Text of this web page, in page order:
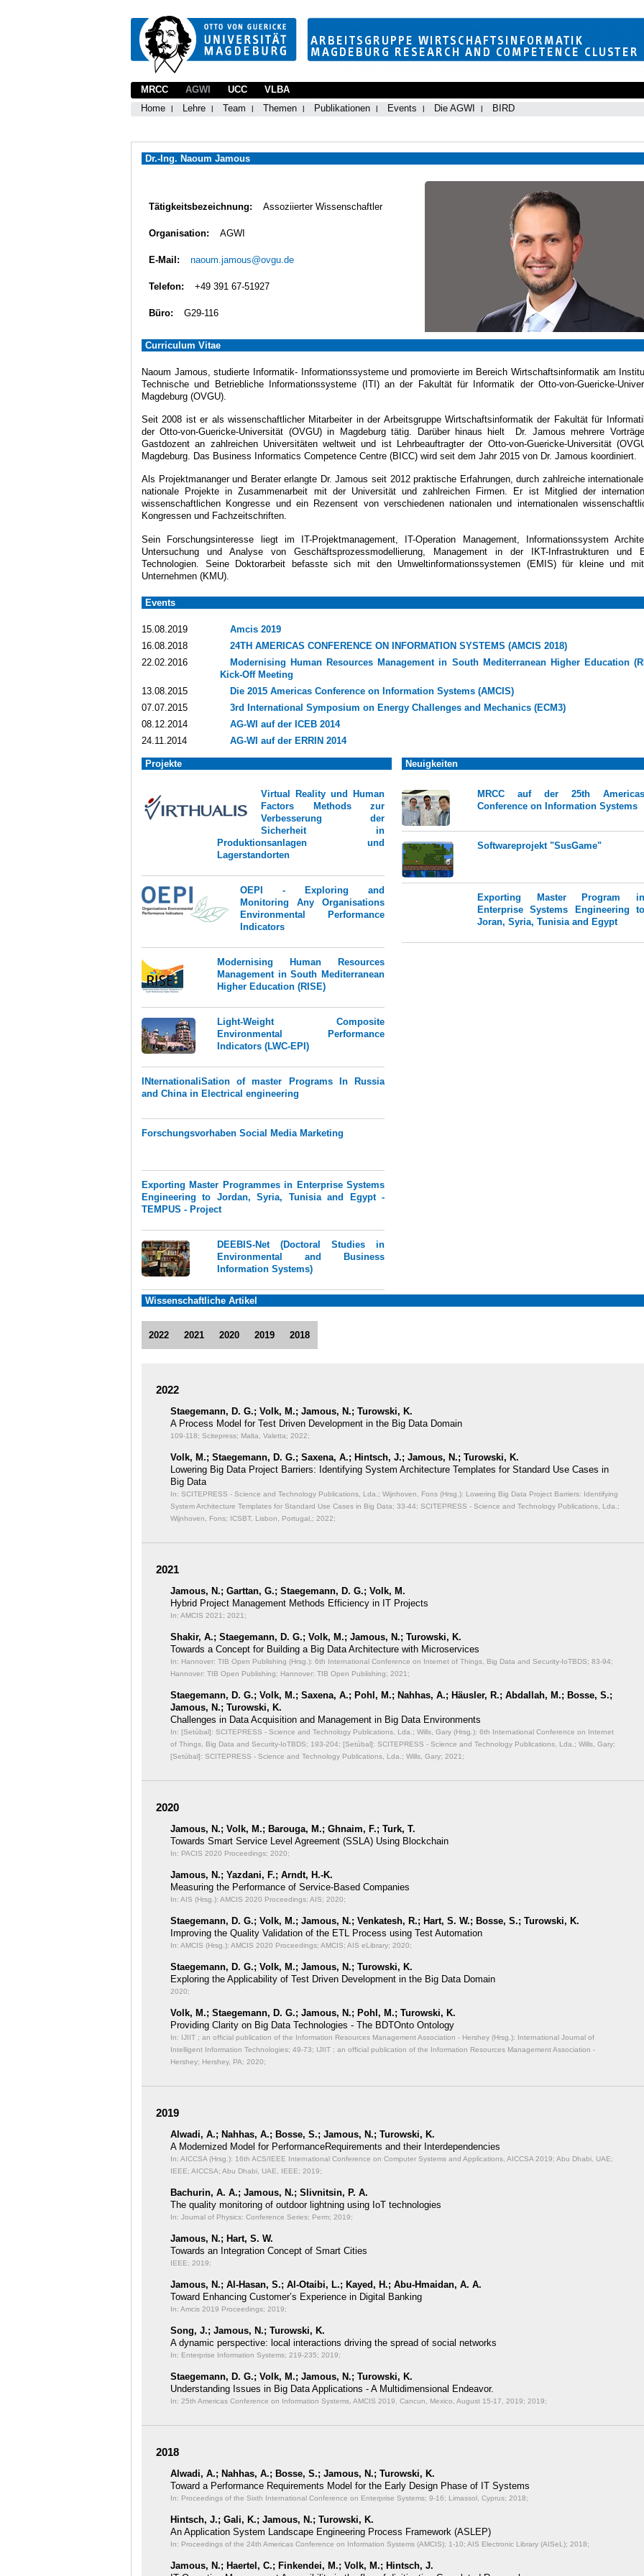
MRCC
AGWI
Home
Lehre Team Themen Publikationen Events Die AGWI BIRD
UCC VLBA
Dr.-Ing. Naoum Jamous
Tätigkeitsbezeichnung: Assoziierter Wissenschaftler
Organisation: AGWI
E-Mail: naoum.jamous@ovgu.de
Telefon: +49 391 67-51927
Büro: G29-116
Curriculum Vitae
Naoum Jamous,studierte Informatik- Informationssysteme undpromovierte im Bereich Wirtschaftsinformatik am
Technische und
Betriebliche Informationssysteme (ITI)an der Fakultätfür Informatik der Otto-von-Guericke-
Magdeburg (OVGU).
Seit 2008 ist er als wissenschaftlicher Mitarbeiter in der Arbeitsgruppe Wirtschaftsinformatik der Fakultät für
der Otto-von-Guericke-Universität (OVGU)in Magdeburg tätig. Darüber hinaus hielt Dr. Jamous mehrere Vorträge
Gastdozent an zahlreichen Universitäten weltweit und ist Lehrbeauftragter der Otto-von-Guericke-Universität (
Magdeburg. Das Business Informatics Competence Centre (BICC) wird seit dem Jahr 2015 von Dr. Jamous koordiniert.
Als Projektmananger und Berater erlangte Dr. Jamous seit 2012 praktische Erfahrungen, durch zahlreiche
nationale Projekte in Zusammenarbeit mit der Universität und zahlreichen Firmen. Er ist Mitglied der
wissenschaftlichen Kongresse und ein Rezensent von verschiedenen nationalen und internationalen
Kongressen und Fachzeitschriften.
Sein Forschungsinteresse liegt im IT-Projektmanagement, IT-Operation Management, Informationssystem
Untersuchung
und Analyse von Geschäftsprozessmodellierung, Management in der IKT- Infrastrukturen und
Technologien. Seine Doktorarbeit befasste sich mit den Umweltinformationssystemen (EMIS)für kleine und
Unternehmen (KMU).
Events
15.08.2019
Amcis 2019
16.08.2018
24TH AMERICAS CONFERENCE ON INFORMATION SYSTEMS (AMCIS 2018)
22.02.2016
Modernising Human Resources Management in South Mediterranean Higher Education
Kick-Off Meeting
13.08.2015
Die 2015 Americas Conference on Information Systems (AMCIS)
07.07.2015
3rd International Symposium on Energy Challenges and Mechanics (ECM3)
08.12.2014
AG-WI auf der ICEB 2014
24.11.2014
AG-WI auf der ERRIN 2014
Projekte
Virtual Reality und Human
Factors Methods zur
Verbesserung der
Sicherheit in
Produktionsanlagen und
Lagerstandorten
OEPI - Exploring and
Monitoring Any Organisations
Environmental Performance
Indicators
Modernising Human Resources
Management in South Mediterranean
Higher Education (RISE)
Light-Weight Composite
Environmental Performance
Indicators (LWC-EPI)
INternationaliSation of master Programs In Russia
and China in Electrical engineering
Forschungsvorhaben Social Media Marketing
Exporting Master Programmes in Enterprise Systems
Engineering to Jordan, Syria, Tunisia and Egypt -
TEMPUS - Project
DEEBIS-Net (Doctoral Studies in
Environmental and Business
Information Systems)
Neuigkeiten
MRCC auf der 25th Americas
Conference on Information Systems
Softwareprojekt "SusGame"
Exporting Master Program in
Enterprise Systems Engineering to
Joran, Syria, Tunisia and Egypt
Wissenschaftliche Artikel
2022 2021 2020 2019 2018
2022
Staegemann, D. G.; Volk, M.; Jamous, N.; Turowski, K.
A Process Model for Test Driven Development in the Big Data Domain
109-118; Scitepress; Malta, Valetta; 2022;
Volk, M.; Staegemann, D. G.; Saxena, A.; Hintsch, J.; Jamous, N.; Turowski, K.
Lowering Big Data Project Barriers: Identifying System Architecture Templates for Standard Use Cases in
Big Data
In: SCITEPRESS - Science and Technology Publications, Lda.; Wijnhoven, Fons (Hrsg.): Lowering Big Data Project Barriers: Identifying
System Architecture Templates for Standard Use Cases in Big Data; 33-44; SCITEPRESS - Science and Technology Publications, Lda.;
Wijnhoven, Fons; ICSBT, Lisbon, Portugal,; 2022;
2021
Jamous, N.; Garttan, G.; Staegemann, D. G.; Volk, M.
Hybrid Project Management Methods Efficiency in IT Projects
In: AMCIS 2021; 2021;
Shakir, A.; Staegemann, D. G.; Volk, M.; Jamous, N.; Turowski, K.
Towards a Concept for Building a Big Data Architecture with Microservices
In: Hannover: TIB Open Publishing (Hrsg.): 6th International Conference on Internet of Things, Big Data and Security-IoTBDS; 83-94;
Hannover: TIB Open Publishing; Hannover: TIB Open Publishing; 2021;
Staegemann, D. G.; Volk, M.; Saxena, A.; Pohl, M.; Nahhas, A.; Häusler, R.; Abdallah, M.; Bosse, S.;
Jamous, N.; Turowski, K.
Challenges in Data Acquisition and Management in Big Data Environments
In: [Setúbal]: SCITEPRESS - Science and Technology Publications, Lda.; Wills, Gary (Hrsg.): 6th International Conference on Internet
of Things, Big Data and Security-IoTBDS; 193-204; [Setúbal]: SCITEPRESS - Science and Technology Publications, Lda.; Wills, Gary;
[Setúbal]: SCITEPRESS - Science and Technology Publications, Lda.; Wills, Gary; 2021;
2020
Jamous, N.; Volk, M.; Barouga, M.; Ghnaim, F.; Turk, T.
Towards Smart Service Level Agreement (SSLA) Using Blockchain
In: PACIS 2020 Proceedings; 2020;
Jamous, N.; Yazdani, F.; Arndt, H.-K.
Measuring the Performance of Service-Based Companies
In: AIS (Hrsg.): AMCIS 2020 Proceedings; AIS; 2020;
Staegemann, D. G.; Volk, M.; Jamous, N.; Venkatesh, R.; Hart, S. W.; Bosse, S.; Turowski, K.
Improving the Quality Validation of the ETL Process using Test Automation
In: AMCIS (Hrsg.): AMCIS 2020 Proceedings; AMCIS; AIS eLibrary; 2020;
Staegemann, D. G.; Volk, M.; Jamous, N.; Turowski, K.
Exploring the Applicability of Test Driven Development in the Big Data Domain
2020;
Volk, M.; Staegemann, D. G.; Jamous, N.; Pohl, M.; Turowski, K.
Providing Clarity on Big Data Technologies - The BDTOnto Ontology
In: IJIIT ; an official publication of the Information Resources Management Association - Hershey (Hrsg.): International Journal of
Intelligent Information Technologies; 49-73; IJIIT ; an official publication of the Information Resources Management Association -
Hershey; Hershey, PA; 2020;
2019
Alwadi, A.; Nahhas, A.; Bosse, S.; Jamous, N.; Turowski, K.
A Modernized Model for PerformanceRequirements and their Interdependencies
In: AICCSA (Hrsg.): 16th ACS/IEEE International Conference on Computer Systems and Applications, AICCSA 2019; Abu Dhabi, UAE;
IEEE; AICCSA; Abu Dhabi, UAE, IEEE; 2019;
Bachurin, A. A.; Jamous, N.; Slivnitsin, P. A.
The quality monitoring of outdoor lightning using IoT technologies
In: Journal of Physics: Conference Series; Perm; 2019;
Jamous, N.; Hart, S. W.
Towards an Integration Concept of Smart Cities
IEEE; 2019;
Jamous, N.; Al-Hasan, S.; Al-Otaibi, L.; Kayed, H.; Abu-Hmaidan, A. A.
Toward Enhancing Customer’s Experience in Digital Banking
In: Amcis 2019 Proceedings; 2019;
Song, J.; Jamous, N.; Turowski, K.
A dynamic perspective: local interactions driving the spread of social networks
In: Enterprise Information Systems; 219-235; 2019;
Staegemann, D. G.; Volk, M.; Jamous, N.; Turowski, K.
Understanding Issues in Big Data Applications - A Multidimensional Endeavor.
In: 25th Americas Conference on Information Systems, AMCIS 2019, Cancun, Mexico, August 15-17, 2019; 2019;
2018
Alwadi, A.; Nahhas, A.; Bosse, S.; Jamous, N.; Turowski, K.
Toward a Performance Requirements Model for the Early Design Phase of IT Systems
In: Proceedings of the Sixth International Conference on Enterprise Systems; 9-16; Limassol, Cyprus; 2018;
Hintsch, J.; Gali, K.; Jamous, N.; Turowski, K.
An Application System Landscape Engineering Process Framework (ASLEP)
In: Proceedings of the 24th Americas Conference on Information Systems (AMCIS); 1-10; AIS Electronic Library (AISeL); 2018;
Jamous, N.; Haertel, C.; Finkendei, M.; Volk, M.; Hintsch, J.